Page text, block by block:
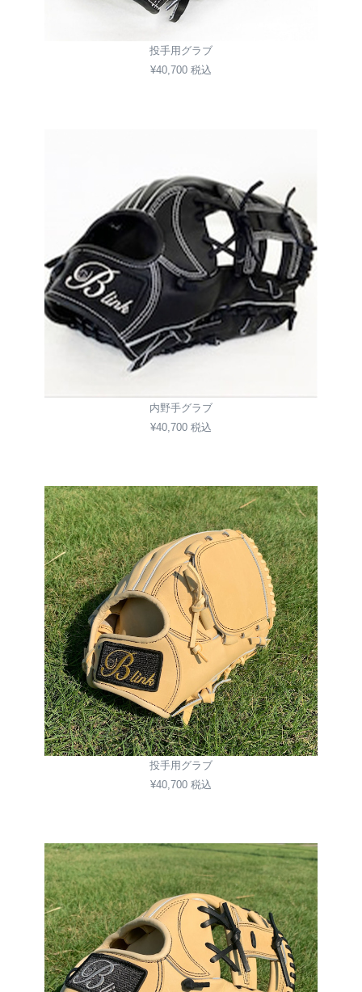
投手用グラブ
¥40,700 税込
内野手グラブ
¥40,700 税込
投手用グラブ
¥40,700 税込